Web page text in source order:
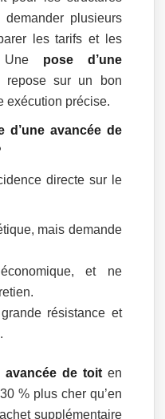
plusieurs
les tarifs et les
Une pose d’une
sur un bon
exécution précise.
avancée de
directe sur le
mais demande
et ne
résistance et
avancée de toiten
% plus cher qu’en
supplémentaire